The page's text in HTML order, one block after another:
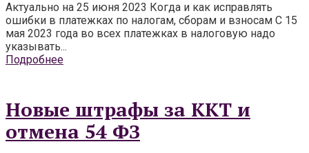
Актуально на 25 июня 2023 Когда и как исправлять
ошибки в платежках по налогам, сборам и взносам С 15
мая 2023 года во всех платежках в налоговую надо
указывать...
Подробнее
Новые штрафы за ККТ и
отмена 54 ФЗ